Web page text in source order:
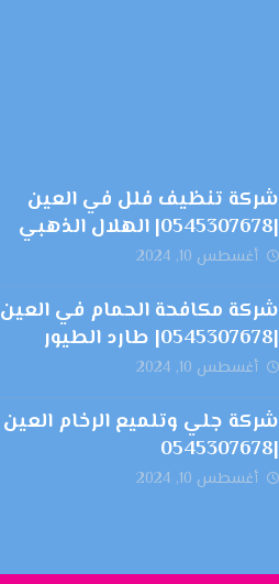
شركة تنظيف فلل في العين
|0545307678| الهلال الذهبي
أغسطس 10, 2024
شركة مكافحة الحمام في العين
|0545307678| طارد الطيور
أغسطس 10, 2024
شركة جلي وتلميع الرخام العين
|0545307678
أغسطس 10, 2024